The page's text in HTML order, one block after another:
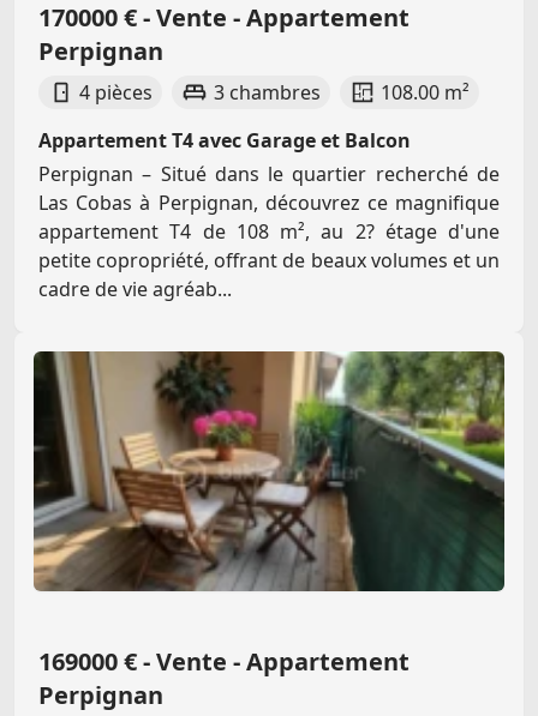
170000 € - Vente - Appartement
Perpignan
4 pièces 3 chambres
108.00 m²
Appartement T4 avec Garage et Balcon
Perpignan – Situé dans le quartier recherché de
Las Cobas à Perpignan, découvrez ce magnifique
appartement T4 de 108 m², au 2? étage d'une
petite copropriété, offrant de beaux volumes et un
cadre de vie agréab...
169000 € - Vente - Appartement
Perpignan